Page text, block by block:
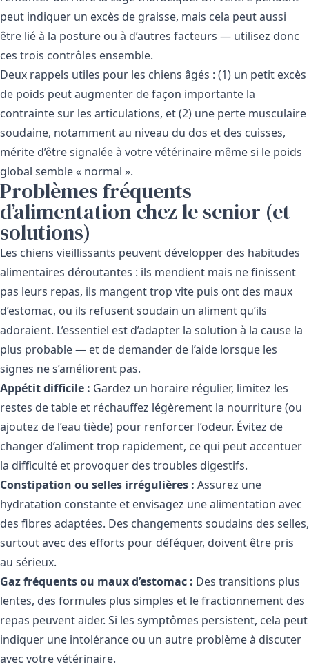
peut indiquer un excès de graisse, mais cela peut aussi
être lié à la posture ou à d’autres facteurs — utilisez donc
ces trois contrôles ensemble.
Deux rappels utiles pour les chiens âgés : (1) un petit excès
de poids peut augmenter de façon importante la
contrainte sur les articulations, et (2) une perte musculaire
soudaine, notamment au niveau du dos et des cuisses,
mérite d’être signalée à votre vétérinaire même si le poids
global semble « normal ».
Problèmes fréquents
d’alimentation chez le senior (et
solutions)
Les chiens vieillissants peuvent développer des habitudes
alimentaires déroutantes : ils mendient mais ne finissent
pas leurs repas, ils mangent trop vite puis ont des maux
d’estomac, ou ils refusent soudain un aliment qu’ils
adoraient. L’essentiel est d’adapter la solution à la cause la
plus probable — et de demander de l’aide lorsque les
signes ne s’améliorent pas.
Appétit difficile : Gardez un horaire régulier, limitez les
restes de table et réchauffez légèrement la nourriture (ou
ajoutez de l’eau tiède) pour renforcer l’odeur. Évitez de
changer d’aliment trop rapidement, ce qui peut accentuer
la difficulté et provoquer des troubles digestifs.
Constipation ou selles irrégulières : Assurez une
hydratation constante et envisagez une alimentation avec
des fibres adaptées. Des changements soudains des selles,
surtout avec des efforts pour déféquer, doivent être pris
au sérieux.
Gaz fréquents ou maux d’estomac : Des transitions plus
lentes, des formules plus simples et le fractionnement des
repas peuvent aider. Si les symptômes persistent, cela peut
indiquer une intolérance ou un autre problème à discuter
avec votre vétérinaire.